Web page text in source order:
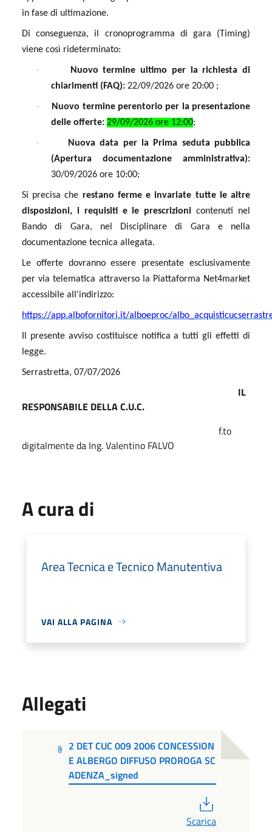
in fase di ultimazione.
Di conseguenza, il cronoprogramma di gara (Timing)
viene così rideterminato:
·
Nuovo termine ultimo per la richiesta di
chiarimenti (FAQ): 22/09/2026 ore 20:00 ;
·
Nuovo termine perentorio per la presentazione
delle offerte: 29/09/2026 ore 12:00;
·
Nuova data per la Prima seduta pubblica
(Apertura documentazione amministrativa):
30/09/2026 ore 10:00;
Si precisa che restano ferme e invariate tutte le altre
disposizioni, i requisiti e le prescrizioni contenuti nel
Bando di Gara, nel Disciplinare di Gara e nella
documentazione tecnica allegata.
Le offerte dovranno essere presentate esclusivamente
per via telematica attraverso la Piattaforma Net4market
accessibile all'indirizzo:
https://app.albofornitori.it/alboeproc/
Il presente avviso costituisce notifica a tutti gli effetti di
legge.
Serrastretta, 07/07/2026
IL
RESPONSABILE DELLA C.U.C.
f.to
digitalmente da Ing. Valentino FALVO
A cura di
Area Tecnica e Tecnico Manutentiva
VAI ALLA PAGINA
Allegati
2 DET CUC 009 2006 CONCESSION
E ALBERGO DIFFUSO PROROGA SC
ADENZA_signed
Scarica